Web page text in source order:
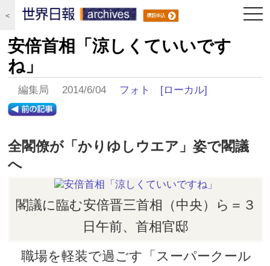
＜
安倍首相「涼しくていいです
ね」
編集局 2014/6/04 フォト [ローカル]
全閣僚が「かりゆしウエア」姿で閣議
へ
閣議に臨む安倍晋三首相（中央）ら＝３
日午前、首相官邸
職場を軽装で過ごす「スーパークール